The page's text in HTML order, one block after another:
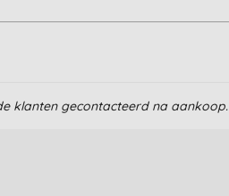
klanten gecontacteerd na aankoop.